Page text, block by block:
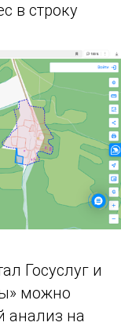
в строку
Госуслуг и
можно
анализ на